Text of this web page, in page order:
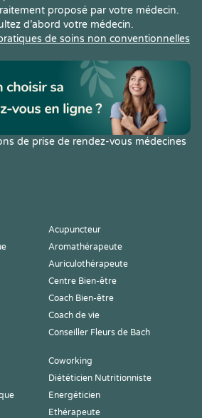
proposé par votre médecin.
d’abord votre médecin.
de soins non conventionnelles
de prise de rendez-vous médecines
Acupuncteur
Aromathérapeute
Auriculothérapeute
Centre Bien-être
Coach Bien-être
Coach de vie
Conseiller Fleurs de Bach
Coworking
Diététicien Nutritionniste
Energéticien
Ethérapeute